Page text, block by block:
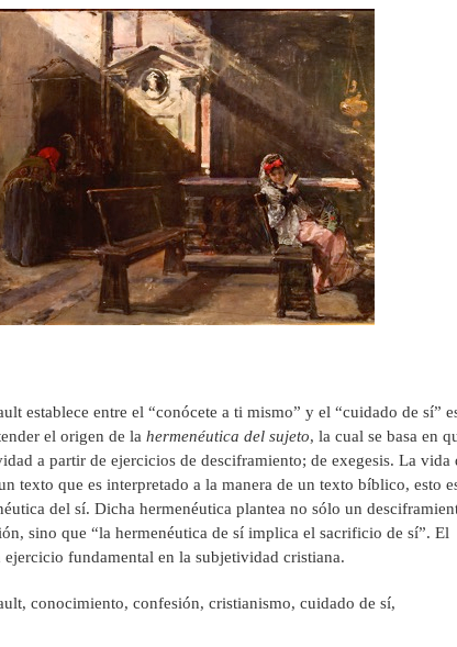
establece entre el “conócete a ti mismo” y el “cuidado de sí”
el origen de la hermenéutica del sujeto, la cual se basa en
a partir de ejercicios de desciframiento; de exegesis. La vida
texto que es interpretado a la manera de un texto bíblico, esto
del sí. Dicha hermenéutica plantea no sólo un
sino que “la hermenéutica de sí implica el sacrificio de sí”. El
fundamental en la subjetividad cristiana.
conocimiento, confesión, cristianismo, cuidado de sí,